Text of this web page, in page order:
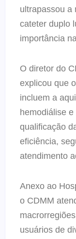
ultrapassou a
cateter duplo
importância
O diretor do
explicou que
incluem a
hemodiálise
qualificação
eficiência,
atendimento
Anexo ao
o CDMM
usuários de